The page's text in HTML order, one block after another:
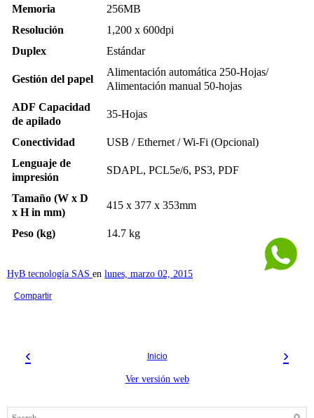
Memoria
256MB
Resolución
1,200 x 600dpi
Duplex
Estándar
Gestión del papel
Alimentación automática 250-Hojas/
Alimentación manual 50-hojas
ADF Capacidad
de apilado
35-Hojas
Conectividad
USB / Ethernet / Wi-Fi (Opcional)
Lenguaje de
impresión
SDAPL, PCL5e/6, PS3, PDF
Tamaño (W x D
x H in mm)
415 x 377 x 353mm
Peso (kg) 14.7 kg
HyB tecnología SAS en lunes, marzo 02, 2015
Compartir
‹ ›
Inicio
Ver versión web